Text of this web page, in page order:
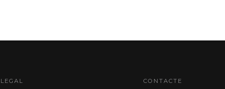
LEGAL CONTACTE